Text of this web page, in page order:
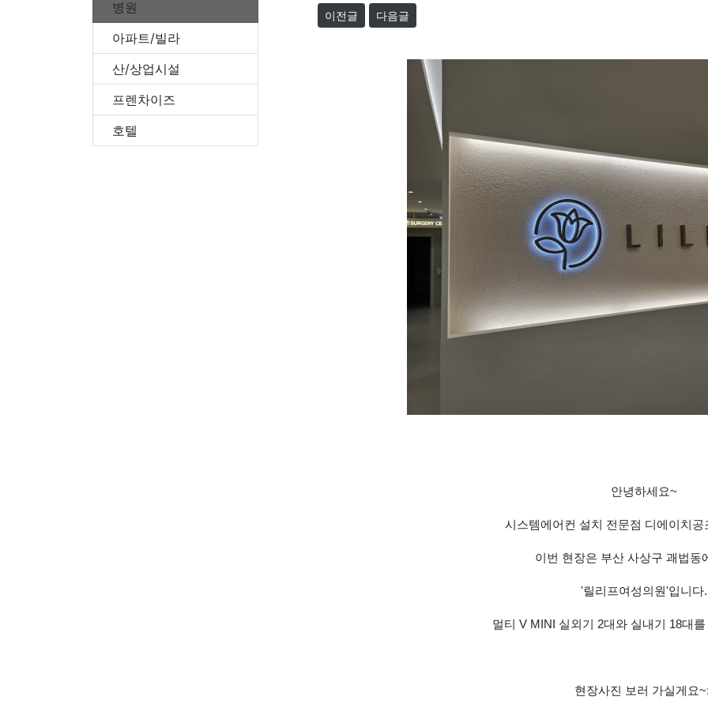
병원
아파트/빌라
산/상업시설
프렌차이즈
호텔
이전글 다음글
안녕하세요~
시스템에어컨 설치 전문점 디에이치공
이번 현장은 부산 사상구 괘법동
'릴리프여성의원'입니다.
멀티 V MINI 실외기 2대와 실내기 18대
현장사진 보러 가실게요